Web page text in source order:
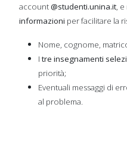
account@studenti.unina.it,
informazioni per facilitare la
Nome, cognome,
I tre insegnamenti
priorità;
Eventuali messaggi di
al problema.